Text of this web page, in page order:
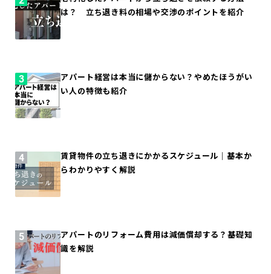
は？ 立ち退き料の相場や交渉のポイントを紹介
アパート経営は本当に儲からない？やめたほうがい
い人の特徴も紹介
賃貸物件の立ち退きにかかるスケジュール｜基本か
らわかりやすく解説
アパートのリフォーム費用は減価償却する？基礎知
識を解説